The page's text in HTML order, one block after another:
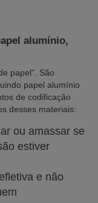
alumínio,
papel”. São
papel alumínio
de codificação
desses materiais:
ou amassar se
estiver
e não